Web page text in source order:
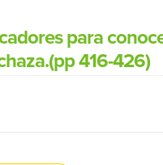
para
416-426)